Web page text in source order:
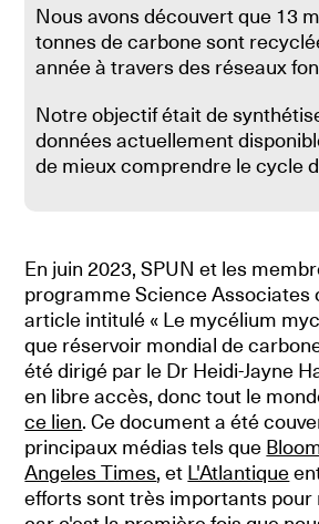
Nous avons découvert que 13
tonnes de carbone sont
année à travers des réseaux
Notre objectif était de
données actuellement
de mieux comprendre le cycle
En juin 2023, SPUN et les
programme Science Associates
article intitulé « Le mycélium
que réservoir mondial de
été dirigé par le Dr Heidi-Jayne
en libre accès, donc tout le
ce lien. Ce document a été
principaux médias tels que
Angeles Times, et L'Atlantique
efforts sont très importants pour